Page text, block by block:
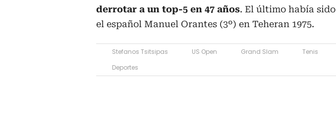
derrotar a un top-5 en 47 años. El último había sido
el español Manuel Orantes (3º) en Teheran 1975.
Stefanos Tsitsipas US Open Grand Slam Tenis
Deportes